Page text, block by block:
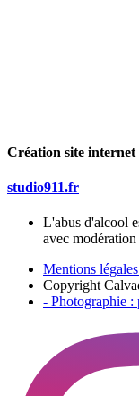
Création site internet
studio911.fr
L'abus d'alcool
avec modération
Mentions
Copyright
- Photographie :